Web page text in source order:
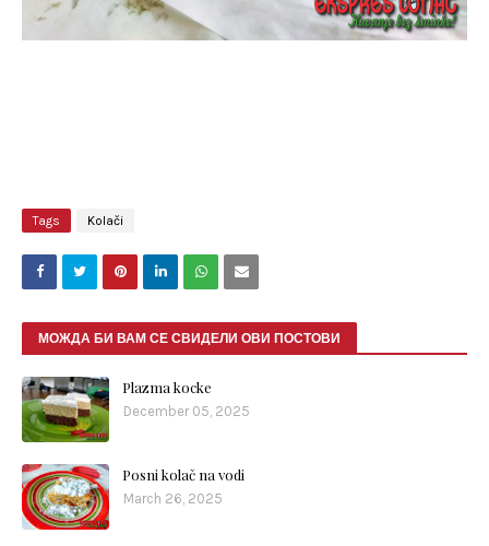
Tags Kolači
МОЖДА БИ ВАМ СЕ СВИДЕЛИ ОВИ ПОСТОВИ
Plazma kocke
December 05, 2025
Posni kolač na vodi
March 26, 2025